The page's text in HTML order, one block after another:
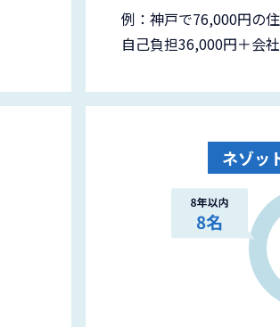
例：神戸で76,000円の
自己負担36,000円＋会
ネゾッ